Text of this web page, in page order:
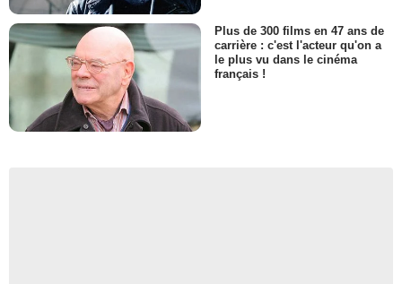
Plus de 300 films en 47 ans de
carrière : c'est l'acteur qu'on a
le plus vu dans le cinéma
français !